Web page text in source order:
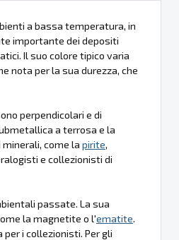
a bassa temperatura, in
importante dei depositi
Il suo colore tipico varia
nota per la sua durezza, che
perpendicolari e di
a terrosa e la
come la pirite,
e collezionisti di
passate. La sua
la magnetite o l'ematite.
i collezionisti. Per gli